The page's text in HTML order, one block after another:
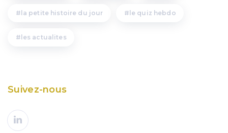
la petite histoire du jour le quiz hebdo
les actualites
Suivez-nous